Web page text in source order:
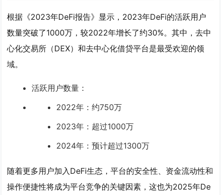
根据《2023年DeFi报告》显示，2023年DeFi的活跃用户
数量突破了1000万，较2022年增长了约30%。其中，去中
心化交易所（DEX）和去中心化借贷平台是最受欢迎的领
域。
活跃用户数量 ：
2022年：约750万
2023年：超过1000万
2024年：预计超过1300万
随着更多用户加入DeFi生态，平台的安全性、资金流动性和
操作便捷性将成为平台竞争的关键因素，这也为2025年De